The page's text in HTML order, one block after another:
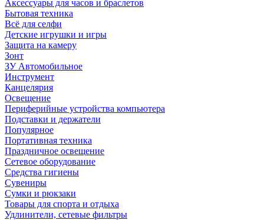
Аксессуары для часов и браслетов
Бытовая техника
Всё для селфи
Детские игрушки и игры
Защита на камеру
Зонт
ЗУ Автомобильное
Инструмент
Канцелярия
Освещение
Периферийные устройства компьютера
Подставки и держатели
Популярное
Портативная техника
Праздничное освещение
Сетевое оборудование
Средства гигиены
Сувениры
Сумки и рюкзаки
Товары для спорта и отдыха
Удлинители, сетевые фильтры